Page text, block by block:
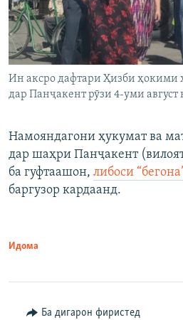
Ин аксро дафтари Ҳизби ҳокими
дар Панҷакент рӯзи 4-уми
Намояндагони ҳукумат ва
дар шаҳри Панҷакент
ба гуфтаашон, либоси
баргузор кардаанд.
Идома
Ба дигарон фиристед